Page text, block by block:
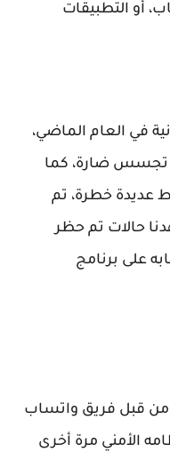
أو التطبيقات
في العام الماضي،
تجسس ضارة، كما
عديدة خطرة، تم
حالات تم حظر
على برنامج
قبل فريق واتساب
الأمني مرة أخرى